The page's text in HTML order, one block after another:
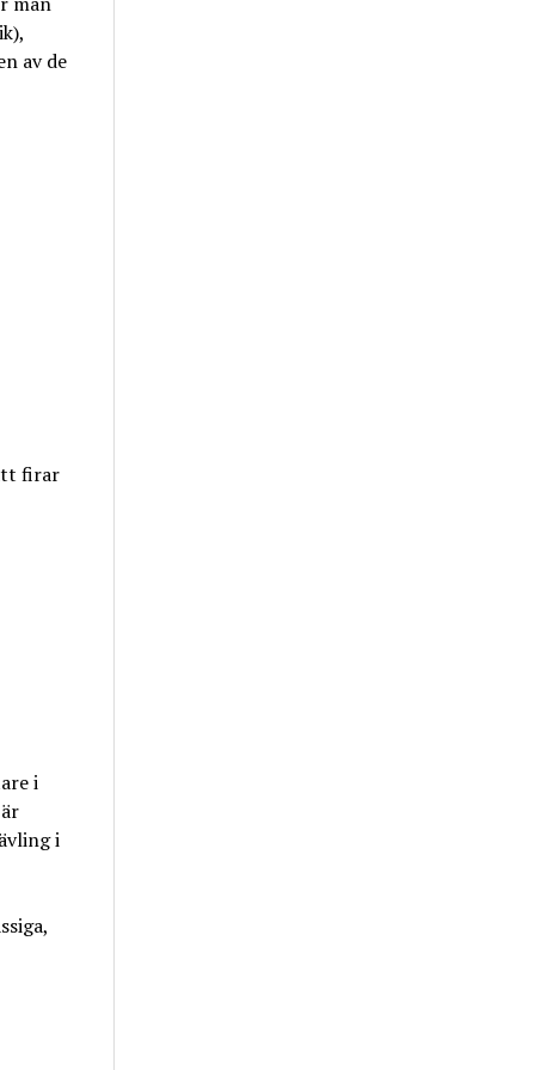
av de
firar
i
i